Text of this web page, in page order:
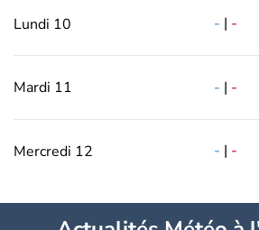
Lundi 10 - | -
Mardi 11 - | -
Mercredi 12 - | -